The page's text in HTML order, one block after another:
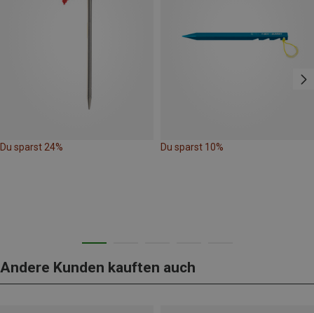
Du sparst 24% Du sparst 10%
Andere Kunden kauften auch